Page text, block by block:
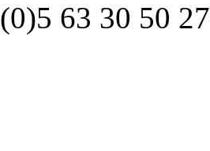
63 30 50 27